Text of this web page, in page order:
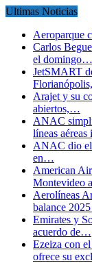
Ultimas Noticias
Aeroparque
Carlos
el domingo…
JetSMART
Arajet y su
abiertos,…
ANAC
líneas
ANAC dio el
en…
American
Montevideo
Aerolíneas
balance
Emirates y
acuerdo de…
Ezeiza con
ofrece su